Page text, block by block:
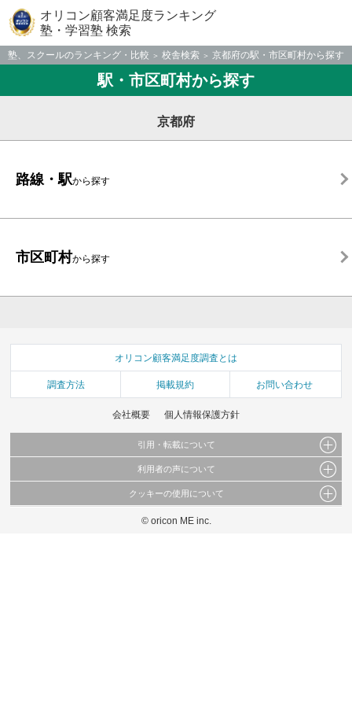
オリコン顧客満足度ランキング
塾・学習塾 検索
塾、スクールのランキング・比較 校舎検索 京都府の駅・市区町村から探す
駅・市区町村から探す
京都府
路線・駅から探す
市区町村から探す
オリコン顧客満足度調査とは
調査方法 掲載規約 お問い合わせ
会社概要 個人情報保護方針
引用・転載について
当サイトで公開されている情報（文字、写真、イラスト、画像データ等）及びこれらの配
これらの情報を権利者の許可なく無断転載・複製などの二次利用を行うことは固く禁じて
利用者の声について
当サイトに掲載している内容はすべてサービスの利用者が提出された見解・感想です。
弊社の見解・ 意見ではないことをご理解いただいた上でご覧ください。
クッキーの使用について
このサイトでは Cookie を使用して、ユーザーに合わせたコンテンツや広告の表示、ソー
© oricon ME inc.